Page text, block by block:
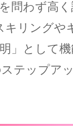
問わず高
キリングや
」として
テップア